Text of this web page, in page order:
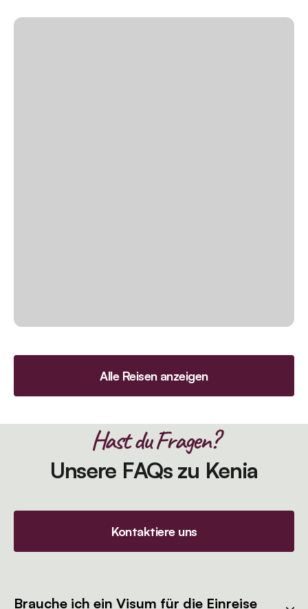
Alle Reisen anzeigen
Hast du Fragen?
Unsere FAQs zu Kenia
Kontaktiere uns
Brauche ich ein Visum für die Einreise